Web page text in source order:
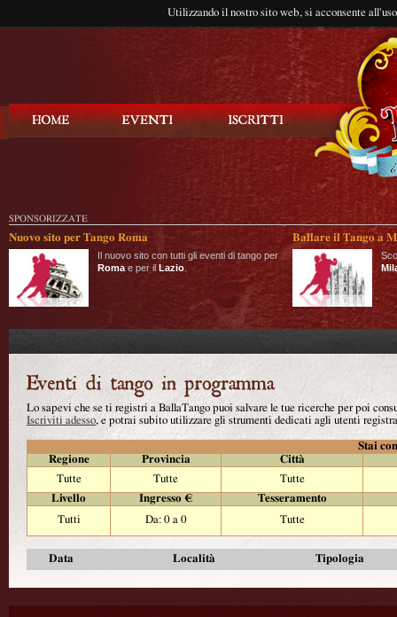
Utilizzando il nostro sito web, si acconsente
SPONSORIZZATE
Nuovo sito per Tango Roma
Il nuovo sito con tutti gli eventi di tango per
Roma e per il Lazio
Ballare il Tango a
Lo sapevi che se ti registri a BallaTango puoi salvare le tue ricerche per poi
Iscriviti adesso, e potrai subito utilizzare gli strumenti dedicati agli utenti
Stai
Regione
Provincia
Città
Tutte
Tutte
Tutte
Livello
Ingresso €
Tesseramento
Tutti
Da: 0 a 0 Tutte
Data Località Tipologia